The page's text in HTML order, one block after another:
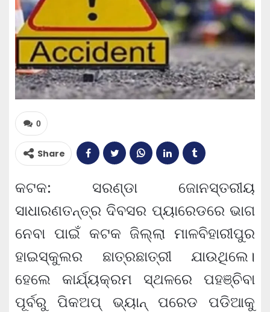
0
Share
କଟକ: ସରଣ୍ଡା ଜୋନସ୍ତରୀୟ
ସାଧାରଣତନ୍ତ୍ର ଦିବସର ପ୍ୟାରେଡରେ ଭାଗ
ନେବା ପାଇଁ କଟକ ଜିଲ୍ଲା ମାଳବିହାରୀପୁର
ହାଇସ୍କୁଲର ଛାତ୍ରଛାତ୍ରୀ ଯାଉଥିଲେ।
ହେଲେ କାର୍ଯ୍ୟକ୍ରମ ସ୍ଥଳରେ ପହଞ୍ଚିବା
ପୂର୍ବରୁ ପିକଅପ୍ ଭ୍ୟାନ୍ ପରେଡ ପଡିଆକୁ